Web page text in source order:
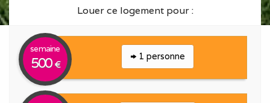
Louer ce logement pour :
1 personne
semaine
500 €